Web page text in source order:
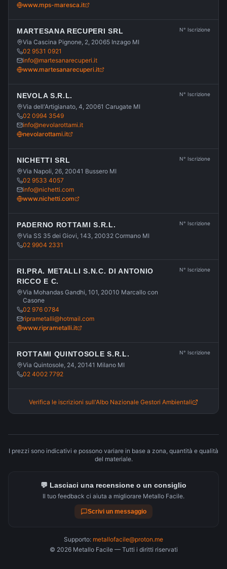
www.mps-maresca.it
MARTESANA RECUPERI SRL
Via Cascina Pignone, 2, 20065 Inzago MI
02 9531 0921
info@martesanarecuperi.it
www.martesanarecuperi.it
N° Iscrizione
NEVOLA S.R.L.
Via dell'Artigianato, 4, 20061 Carugate MI
02 0994 3549
info@nevolarottami.it
nevolarottami.it
N° Iscrizione
NICHETTI SRL
Via Napoli, 26, 20041 Bussero MI
02 9533 4057
info@nichetti.com
www.nichetti.com
N° Iscrizione
PADERNO ROTTAMI S.R.L.
Via SS 35 dei Giovi, 143, 20032 Cormano MI
02 9904 2331
N° Iscrizione
RI.PRA. METALLI S.N.C. DI ANTONIO
RICCO E C.
Via Mohandas Gandhi, 101, 20010 Marcallo con
Casone
02 976 0784
riprametalli@hotmail.com
www.riprametalli.it
N° Iscrizione
ROTTAMI QUINTOSOLE S.R.L.
Via Quintosole, 24, 20141 Milano MI
02 4002 7792
N° Iscrizione
Verifica le iscrizioni sull'Albo Nazionale Gestori Ambientali
I prezzi sono indicativi e possono variare in base a zona, quantità e qualità
del materiale.
💬 Lasciaci una recensione o un consiglio
Il tuo feedback ci aiuta a migliorare Metallo Facile.
Scrivi un messaggio
Supporto: metallofacile@proton.me
© 2026Metallo Facile — Tutti i diritti riservati